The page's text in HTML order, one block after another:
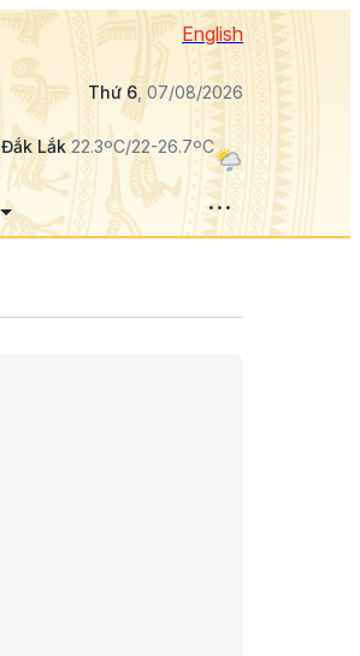
English
Thứ 6, 07/08/2026
Đắk Lắk22.3ºC/22-26.7ºC